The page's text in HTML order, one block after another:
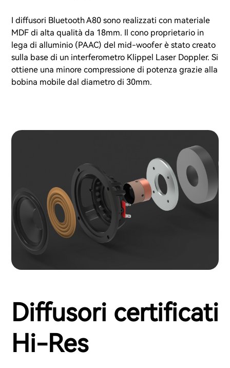
I diffusori Bluetooth A80 sono realizzati con materiale
MDF di alta qualità da 18mm. Il cono proprietario in
lega di alluminio (PAAC) del mid-woofer è stato creato
sulla base di un interferometro Klippel Laser Doppler. Si
ottiene una minore compressione di potenza grazie alla
bobina mobile dal diametro di 30mm.
Diffusori certificati
Hi-Res